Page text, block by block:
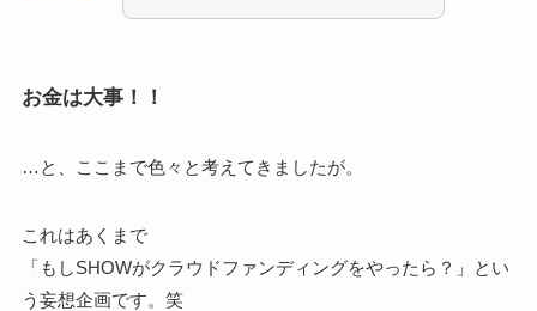
お金は大事！！
…と、ここまで色々と考えてきましたが。
これはあくまで
「もしSHOWがクラウドファンディングをやったら？」とい
う妄想企画です。笑